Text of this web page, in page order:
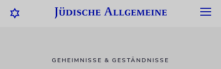
GEHEIMNISSE & GESTÄNDNISSE